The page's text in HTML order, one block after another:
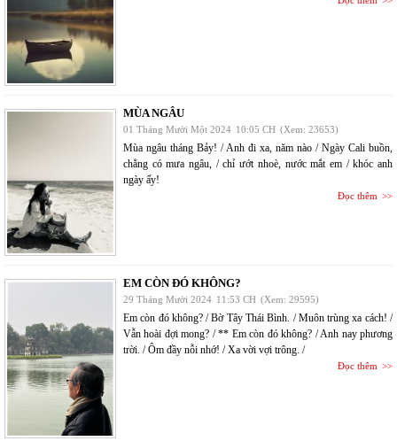
MÙA NGÂU
01 Tháng Mười Một 2024 10:05 CH (Xem: 23653)
Mùa ngâu tháng Bảy! / Anh đi xa, năm nào / Ngày Cali buồn,
chẳng có mưa ngâu, / chỉ ướt nhoè, nước mắt em / khóc anh
ngày ấy!
Đọc thêm
EM CÒN ĐÓ KHÔNG?
29 Tháng Mười 2024 11:53 CH (Xem: 29595)
Em còn đó không? / Bờ Tây Thái Bình. / Muôn trùng xa cách! /
Vẫn hoài đợi mong? / ** Em còn đó không? / Anh nay phương
trời. / Ôm đầy nỗi nhớ! / Xa vời vợi trông. /
Đọc thêm